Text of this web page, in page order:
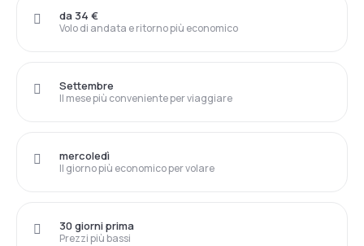
Volo di andata e ritorno più economico
da 34 €
Il mese più conveniente per viaggiare
Settembre
Il giorno più economico per volare
mercoledì
Prezzi più bassi
30 giorni prima